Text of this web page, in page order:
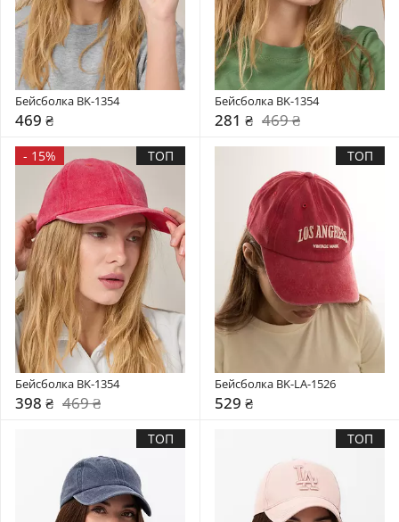
Бейсболка BK-1354
469 ₴
Бейсболка BK-1354
281 ₴ 469 ₴
- 15% ТОП
Бейсболка BK-1354
398 ₴ 469 ₴
ТОП
Бейсболка BK-LA-1526
529 ₴
ТОП ТОП